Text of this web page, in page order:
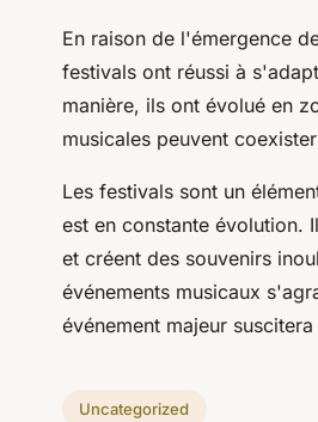
En raison de l'émergence
festivals ont réussi à
manière, ils ont évolué en
musicales peuvent
Les festivals sont un
est en constante évolution.
et créent des souvenirs
événements musicaux
événement majeur
Uncategorized